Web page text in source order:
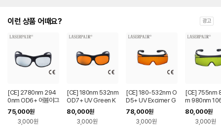
이런 상품 어때요? 광고
[CE] 2780nm 294
0nm OD6+ 어븀야그
전용 (Erbium) 레이저
보안경
75,000원
3,000원
[CE] 180nm 532nm
OD7+ UV Green K
TP 높은 보호 레이저
보안경
80,000원
3,000원
[CE] 180-532nm O
D5+ UV Excimer G
reen KTP 레이저 보
안경
78,000원
3,000원
[CE] 755nm
m 980nm
Alexandrite
G Fiber 레이
80,000원
3,000원